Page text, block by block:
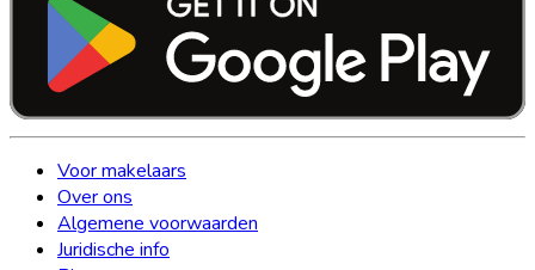
Voor makelaars
Over ons
Algemene voorwaarden
Juridische info